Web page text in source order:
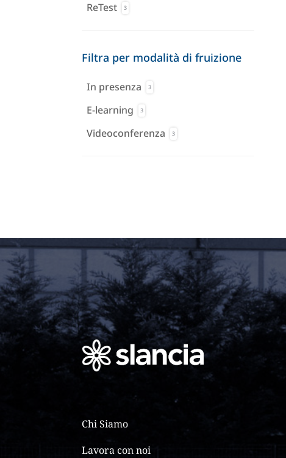
ReTest 3
Filtra per modalità di fruizione
In presenza 3
E-learning 3
Videoconferenza 3
Chi Siamo
Lavora con noi